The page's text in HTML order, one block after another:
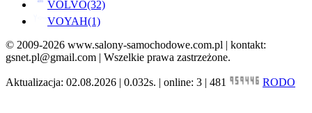
VOLVO(32)
VOYAH(1)
© 2009-2026 www.salony-samochodowe.com.pl | kontakt:
gsnet.pl@gmail.com | Wszelkie prawa zastrzeżone.
Aktualizacja: 02.08.2026 | 0.032s. | online: 3 | 481 RODO